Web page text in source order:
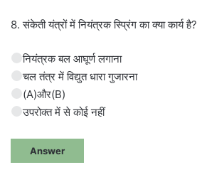
8. संकेती यंत्रों में नियंत्रक स्प्रिंग का क्या कार्य है?
नियंत्रक बल आघूर्ण लगाना
चल तंत्र में विद्युत धारा गुजारना
(A)और(B)
उपरोक्त में से कोई नहीं
Answer